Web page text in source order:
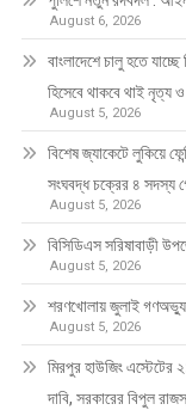
August 6, 2026
​​বাংলাদেশে চালু হতে
হিসেবে থাকবে থাই নৃত্য ও
August 5, 2026
বিশেষ জ্যাকেটে লুকিয়ে
সংঘবদ্ধ চক্রের ৪ সদস্য
August 5, 2026
বিসিডিএস সরিষাবাড়ী
August 5, 2026
শরণখোলায় জুলাই
August 5, 2026
মিরপুর হাউজিং এস্টেটের
দাবি, সরকারের বিপুল